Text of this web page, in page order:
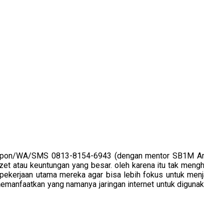
WA/SMS 0813-8154-6943 (dengan mentor SB1M
atau keuntungan yang besar. oleh karena itu tak
utama mereka agar bisa lebih fokus untuk
yang namanya jaringan internet untuk